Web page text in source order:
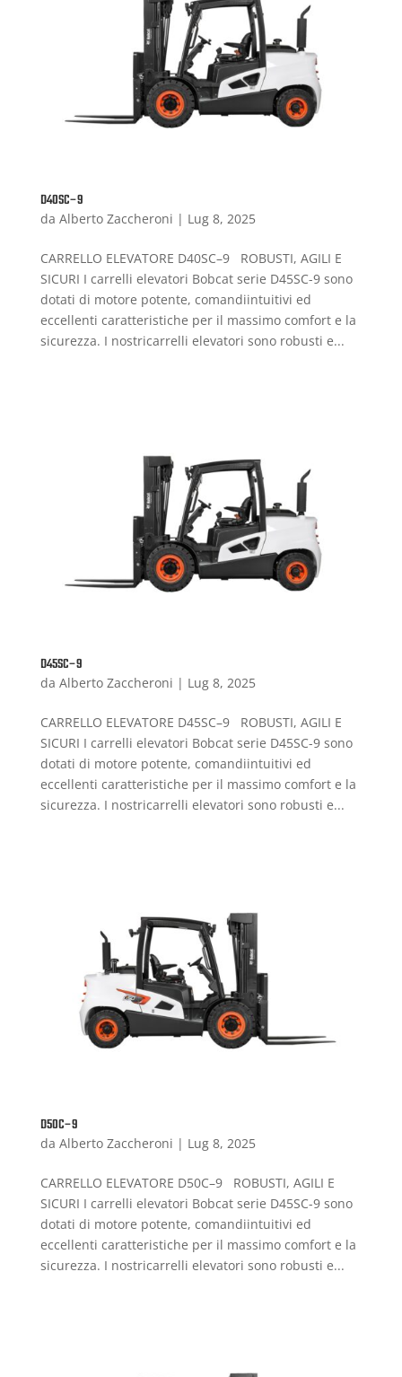
D40SC–9
da Alberto Zaccheroni | Lug 8, 2025
CARRELLO ELEVATORE D40SC–9 ROBUSTI, AGILI E
SICURI I carrelli elevatori Bobcat serie D45SC-9 sono
dotati di motore potente, comandiintuitivi ed
eccellenti caratteristiche per il massimo comfort e la
sicurezza. I nostricarrelli elevatori sono robusti e...
D45SC–9
da Alberto Zaccheroni | Lug 8, 2025
CARRELLO ELEVATORE D45SC–9 ROBUSTI, AGILI E
SICURI I carrelli elevatori Bobcat serie D45SC-9 sono
dotati di motore potente, comandiintuitivi ed
eccellenti caratteristiche per il massimo comfort e la
sicurezza. I nostricarrelli elevatori sono robusti e...
D50C–9
da Alberto Zaccheroni | Lug 8, 2025
CARRELLO ELEVATORE D50C–9 ROBUSTI, AGILI E
SICURI I carrelli elevatori Bobcat serie D45SC-9 sono
dotati di motore potente, comandiintuitivi ed
eccellenti caratteristiche per il massimo comfort e la
sicurezza. I nostricarrelli elevatori sono robusti e...